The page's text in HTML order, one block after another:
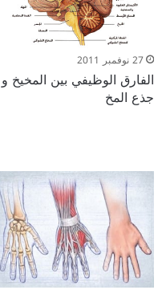
27 نوفمبر 2011
الفارق الوظيفي بين المخيخ و
جذع المخ